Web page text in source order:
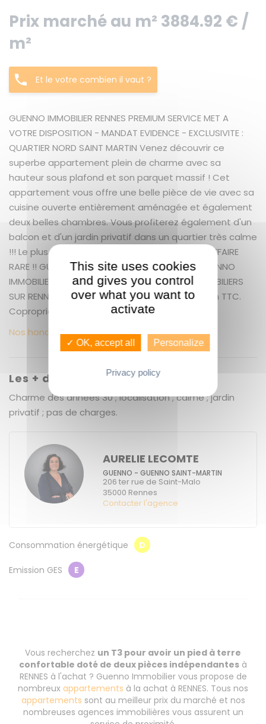
Prix marché au m² 3884.92 € /
m²
Et le votre combien il vaut ?
GUENNO IMMOBILIER RENNES PREMIUM SERVICE MET A
VOTRE DISPOSITION - MANDAT EVIDENCE - EXCLUSIVITE :
QUARTIER NORD SAINT MARTIN Venez découvrir ce
superbe appartement plein de charme avec sa
hauteur sous plafond et son parquet massif ! Cet
appartement vous offre une belle pièce de vie avec sa
cuisine ouverte entièrement aménagée et également
deux belles chambres. Vous profiterez également d'un
balcon et d'un jardin privatif dans un quartier très calme
!!! Le plus : Une Cave A voir très RAPIDEMENT !! AFFAIRE
RARE !! GUENNO IMMOBILIER "SAINT MARTIN" - GUENNO
IMMOBILIER : LE PLUS GRAND CHOIX DE BIENS IMMOBILIERS
SUR RENNES. + 5.40 % honoraires de négociation TTC.
Copropriété de 4 lots ().
Nos honoraires
Les + du bien
Charme des années 30 ; localisation ; calme ; jardin
privatif ; pas de charges.
AURELIE LECOMTE
GUENNO - GUENNO SAINT-MARTIN
206 ter rue de Saint-Malo
35000 Rennes
Contacter l'agence
Consommation énergétique D
Emission GES E
Vous recherchez un T3 pour avoir un pied à terre
confortable doté de deux pièces indépendantes à
RENNES à l'achat ? Guenno Immobilier vous propose de
nombreux appartements à la achat à RENNES. Tous nos
appartements sont au meilleur prix du marché et nos
nombreuses agences immobilières vous assurent un
This site uses cookies
and gives you control
over what you want to
activate
✓ OK, accept all Personalize
Privacy policy